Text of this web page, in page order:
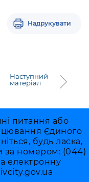
Надрукувати
Наступний
матеріал
питання або
Єдиного
будь ласка,
за номером: (044)
електронну